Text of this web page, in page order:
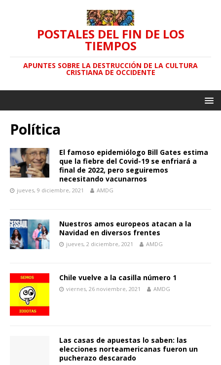
POSTALES DEL FIN DE LOS
TIEMPOS
APUNTES SOBRE LA DESTRUCCIÓN DE LA CULTURA
CRISTIANA DE OCCIDENTE
Política
El famoso epidemiólogo Bill Gates estima
que la fiebre del Covid-19 se enfriará a
final de 2022, pero seguiremos
necesitando vacunarnos
jueves, 9 diciembre, 2021 AMDG
Nuestros amos europeos atacan a la
Navidad en diversos frentes
jueves, 2 diciembre, 2021 AMDG
Chile vuelve a la casilla número 1
viernes, 26 noviembre, 2021 AMDG
Las casas de apuestas lo saben: las
elecciones norteamericanas fueron un
pucherazo descarado